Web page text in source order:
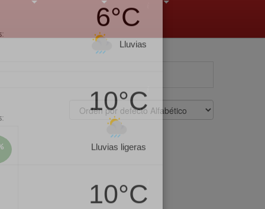
6°C
Lluvias ligeras
10°C
Lluvias
6°C
+